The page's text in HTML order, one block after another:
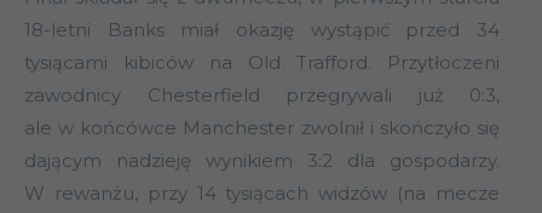
18-letni Banks miał okazję wystąpić przed 34
tysiącami kibiców na Old Trafford. Przytłoczeni
zawodnicy Chesterfield przegrywali już 0:3,
ale w końcówce Manchester zwolnił i skończyło się
dającym nadzieję wynikiem 3:2 dla gospodarzy.
W rewanżu, przy 14 tysiącach widzów (na mecze